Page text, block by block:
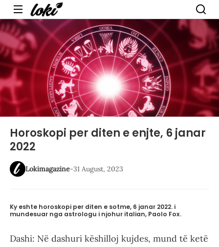
Menu
Horoskopi per diten e enjte, 6 janar
2022
Lokimagazine-31 August, 2023
Ky eshte horoskopi per diten e sotme, 6 janar 2022. i
mundesuar nga astrologu i njohur italian, Paolo Fox.
Dashi: Në dashuri këshilloj kujdes, mund të ketë